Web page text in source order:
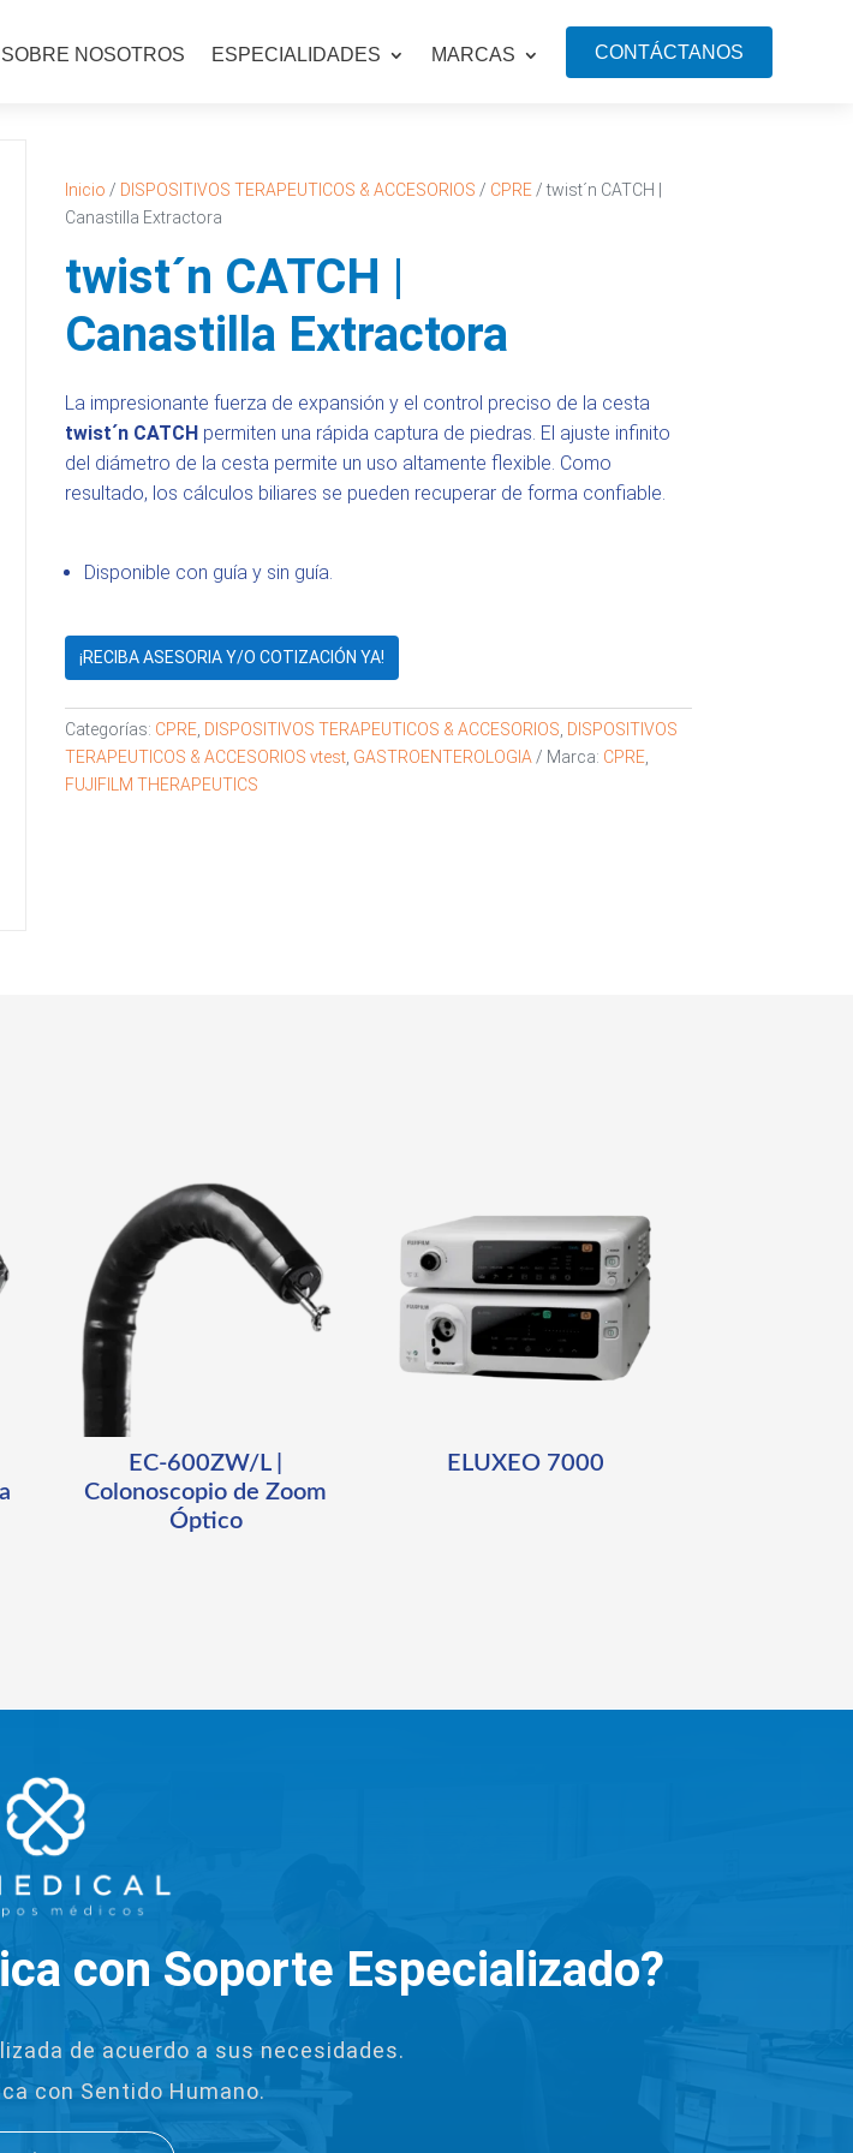
SOBRE NOSOTROS ESPECIALIDADES MARCAS CONTÁCTANOS
Inicio / DISPOSITIVOS TERAPEUTICOS & ACCESORIOS / CPRE / twist´n CATCH |
Canastilla Extractora
twist´n CATCH |
Canastilla Extractora
La impresionante fuerza de expansión y el control preciso de la cesta
twist´n CATCH permiten una rápida captura de piedras. El ajuste infinito
del diámetro de la cesta permite un uso altamente flexible. Como
resultado, los cálculos biliares se pueden recuperar de forma confiable.
Disponible con guía y sin guía.
¡RECIBA ASESORIA Y/O COTIZACIÓN YA!
Categorías: CPRE DISPOSITIVOS TERAPEUTICOS & ACCESORIOS DISPOSITIVOS
TERAPEUTICOS & ACCESORIOS vtest GASTROENTEROLOGIA Marca: CPRE
FUJIFILM THERAPEUTICS
EC-600ZW/L |
Colonoscopio de Zoom
Óptico
ELUXEO 7000
con Soporte Especializado?
de acuerdo a sus necesidades.
con Sentido Humano.